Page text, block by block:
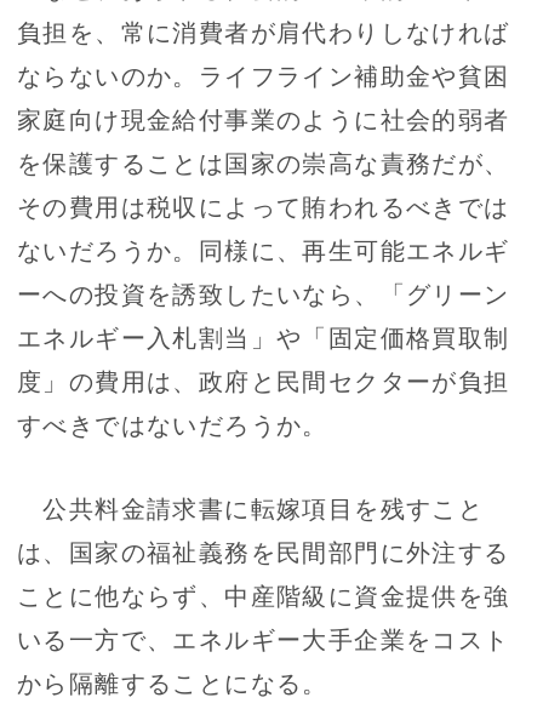
負担を、常に消費者が肩代わりしなければ
ならないのか。ライフライン補助金や貧困
家庭向け現金給付事業のように社会的弱者
を保護することは国家の崇高な責務だが、
その費用は税収によって賄われるべきでは
ないだろうか。同様に、再生可能エネルギ
ーへの投資を誘致したいなら、「グリーン
エネルギー入札割当」や「固定価格買取制
度」の費用は、政府と民間セクターが負担
すべきではないだろうか。
公共料金請求書に転嫁項目を残すこと
は、国家の福祉義務を民間部門に外注する
ことに他ならず、中産階級に資金提供を強
いる一方で、エネルギー大手企業をコスト
から隔離することになる。